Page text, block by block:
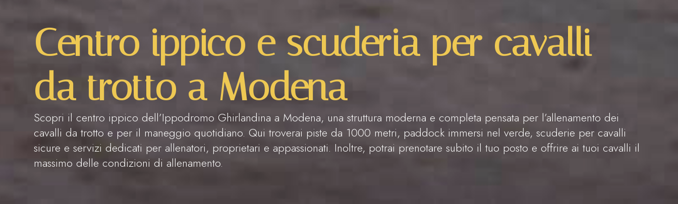
Centro ippico e scuderia per cavalli
da trotto a Modena
Scopri il centro ippico dell’Ippodromo Ghirlandina a Modena, una struttura moderna e completa pensata per l’allenamento dei
cavalli da trotto e per il maneggio quotidiano. Qui troverai piste da 1000 metri, paddock immersi nel verde, scuderie per cavalli
sicure e servizi dedicati per allenatori, proprietari e appassionati. Inoltre, potrai prenotare subito il tuo posto e offrire ai tuoi cavalli il
massimo delle condizioni di allenamento.